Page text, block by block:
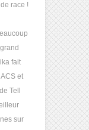
race !
fait
et
Tell
sur